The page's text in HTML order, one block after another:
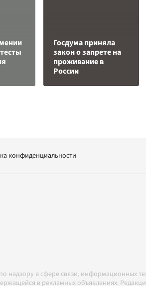
Госдума приняла
закон о запрете на
проживание в
России
конфиденциальности
в сфере связи, информационных
в рекламных объявлениях.